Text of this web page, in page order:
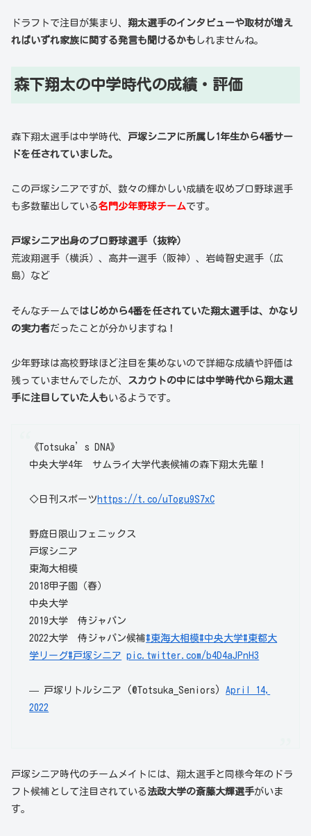
ドラフトで注目が集まり、 翔太選手のインタビューや取材が増え
ればいずれ家族に関する発言も聞けるかも しれませんね。
森下翔太の中学時代の成績・評価
森下翔太選手は中学時代、 戸塚シニアに所属し1年生から4番サー
ドを任されていました。
この戸塚シニアですが、数々の輝かしい成績を収めプロ野球選手
も多数輩出している名門少年野球チームです。
戸塚シニア出身のプロ野球選手（抜粋）
荒波翔選手（横浜）、高井一選手（阪神）、岩崎智史選手（広
島）など
そんなチームではじめから4番を任されていた翔太選手は、かなり
の実力者だったことが分かりますね！
少年野球は高校野球ほど注目を集めないので詳細な成績や評価は
残っていませんでしたが、 スカウトの中には中学時代から翔太選
手に注目していた人もいるようです。
《Totsuka’s DNA》
中央大学4年 サムライ大学代表候補の森下翔太先輩！
◇日刊スポーツhttps://t.co/uTogu9S7xC
野庭日限山フェニックス
戸塚シニア
東海大相模
2018甲子園（春）
中央大学
2019大学 侍ジャパン
2022大学 侍ジャパン候補#東海大相模#中央大学#東都大
学リーグ#戸塚シニア pic.twitter.com/b4D4aJPnH3
— 戸塚リトルシニア (@Totsuka_Seniors)April 14,
2022
戸塚シニア時代のチームメイトには、翔太選手と同様今年のドラ
フト候補として注目されている 法政大学の斎藤大輝選手がいま
す。